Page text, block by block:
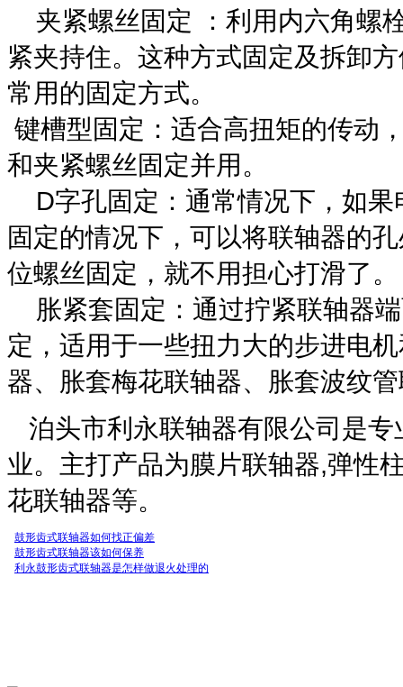
夹紧螺丝固定 ：利用内六角螺
紧夹持住。这种方式固定及拆卸
常用的固定方式。
键槽型固定：适合高扭矩的传动
和夹紧螺丝固定并用。
D字孔固定：通常情况下，如果
固定的情况下，可以将联轴器的
位螺丝固定，就不用担心打滑了
胀紧套固定：通过拧紧联轴器
定，适用于一些扭力大的步进电
器、胀套梅花联轴器、胀套波纹
泊头市利永联轴器有限公司是
业。主打产品为膜片联轴器,弹性
花联轴器等。
鼓形齿式联轴器如何找正偏差
鼓形齿式联轴器该如何保养
利永鼓形齿式联轴器是怎样做退火处理的